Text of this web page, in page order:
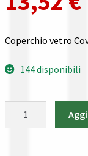
Gestione resi
Guida
Pagamenti
Privacy policy
Coperchio vetro
144 disponibili